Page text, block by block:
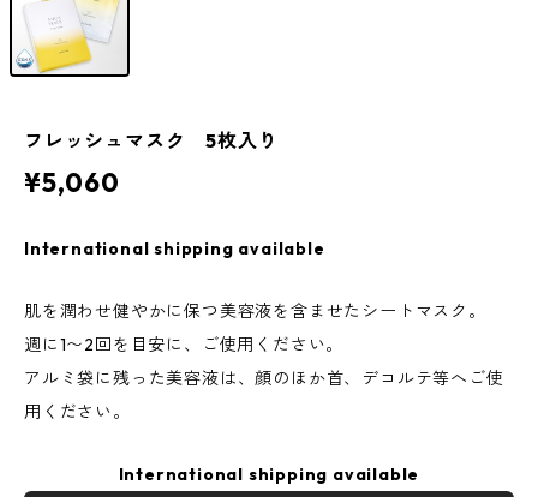
フレッシュマスク 5枚入り
¥5,060
International shipping available
肌を潤わせ健やかに保つ美容液を含ませたシートマスク。
週に1〜2回を目安に、ご使用ください。
アルミ袋に残った美容液は、顔のほか首、デコルテ等へご使
用ください。
International shipping available